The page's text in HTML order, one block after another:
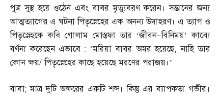
পুত্র সুস্থ হয়ে ওঠেন এবং বাবর মৃত্যুবরণ করেন। সন্তানের জন্য
আত্মত্যাগের এ ঘটনা পিতৃস্নেহের এক অনন্য উদাহরণ। এ ত্যাগ ও
পিতৃস্নেহকে কবি গোলাম মোস্তফা তার ‘জীবন–বিনিময়’ কাব্যে
বর্ণনা করেছেন এভাবে : ‘মরিয়া বাবর অমর হয়েছে,নাহি তার
কোন ক্ষয়/পিতৃস্নেহের কাছে হয়েছে মরণের পরাজয়।’
বাবা;মাত্র দুটি অক্ষরের একটি শব্দ। কিন্তু এর ব্যাপকতা গভীর।